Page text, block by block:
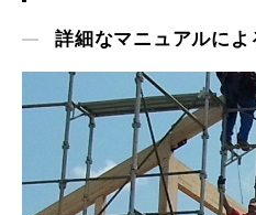
詳細なマニュアルによ